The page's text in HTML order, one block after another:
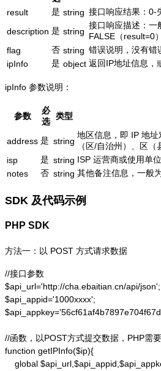
result
是 string 接口响应结果：0-
description 是 string
接口响应描述：一
FALSE（result=0
flag
否 string 错误说明，没有错
ipInfo
是 object 返回IP地址信息，
ipInfo 参数说明：
参数
必
选
类型
address 是 string
地区信息，即 IP 地
（区/自治州）、区（
isp
是 string ISP 运营商或使用单位
notes
否 string 其他备注信息，一般
SDK 及代码示例
PHP SDK
方法一：以 POST 方式请求数据
//接口参数
$api_url='http://cha.ebaitian.cn/api/json';
$api_appid='1000xxxx';
//函数，以POST方式提交数据，PHP需
function getIPInfo($ip){
global